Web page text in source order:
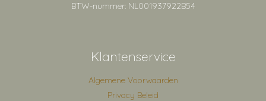
BTW-nummer: NL001937922B54
Klantenservice
Algemene Voorwaarden
Privacy Beleid